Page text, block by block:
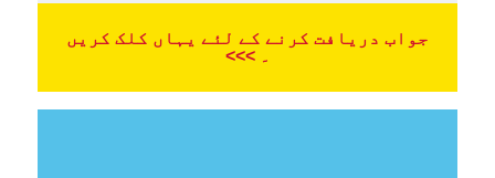
جواب دریافت کرنے کے لئے یہاں کلک کریں
۔ >>>